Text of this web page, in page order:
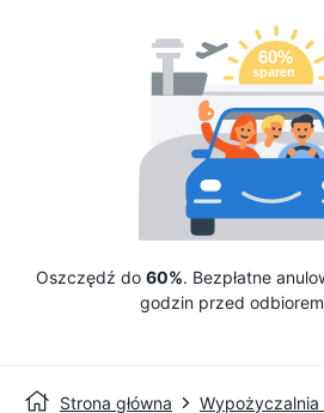
Oszczędź do 60%. Bezpłatne
godzin przed
Strona główna Wypożyczalnia